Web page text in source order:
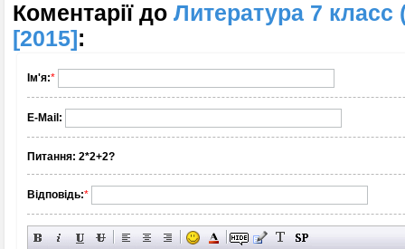
Коментарії до Литература 7
[2015] :
Ім'я:*
E-Mail:
Питання: 2*2+2?
Відповідь:*